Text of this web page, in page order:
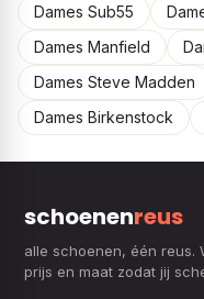
Dames Sub55
Dames Manfield
Dames Steve Madden
Dames Birkenstock
schoenenreus
alle schoenen, één reus.
prijs en maat zodat jij